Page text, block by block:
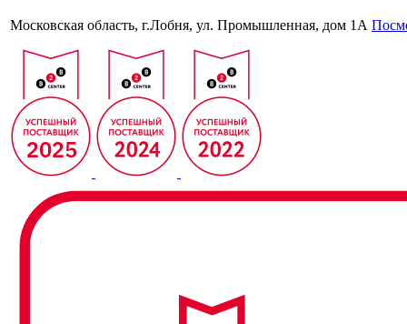
Московская область, г.Лобня, ул. Промышленная, дом 1А